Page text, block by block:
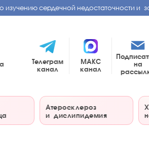
сердечной недостаточности и
Телеграм
канал
МАКС
канал
на
Атеросклероз
и дислипидемия